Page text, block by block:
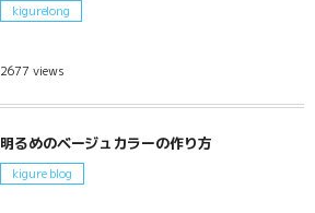
kigurelong
2677 views
明るめのベージュカラーの作り方
kigure blog